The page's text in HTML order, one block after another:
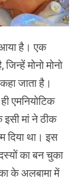
आया है। एक
मोनो मोनो
कहा जाता है।
एमनियोटिक
मां ने ठीक
दिया था। इस
का बन चुका
के अलबामा में